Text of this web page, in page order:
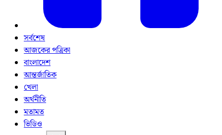
সর্বশেষ
আজকের পত্রিকা
বাংলাদেশ
আন্তর্জাতিক
খেলা
অর্থনীতি
মতামত
ভিডিও